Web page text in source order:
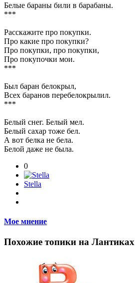
Белые бараны били в барабаны.
***
Расскажите про покупки.
Про какие про покупки?
Про покупки, про покупки,
Про покупочки мои.
***
Был баран белокрыл,
Всех баранов перебелокрылил.
***
Белый снег. Белый мел.
Белый сахар тоже бел.
А вот белка не бела.
Белой даже не была.
0
Stella
Мое мнение
Похожие топики на Лантиках